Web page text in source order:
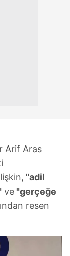
Arif Aras
"adil
ve "gerçeğe
resen